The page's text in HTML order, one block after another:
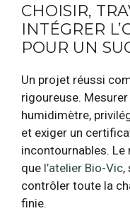
CHOISIR,
INTÉGRER
POUR UN
Un projet réussi
rigoureuse. Mesurer
humidimètre,
et exiger un
incontournables. Le
que l’atelier Bio-Vic,
contrôler toute la
finie.